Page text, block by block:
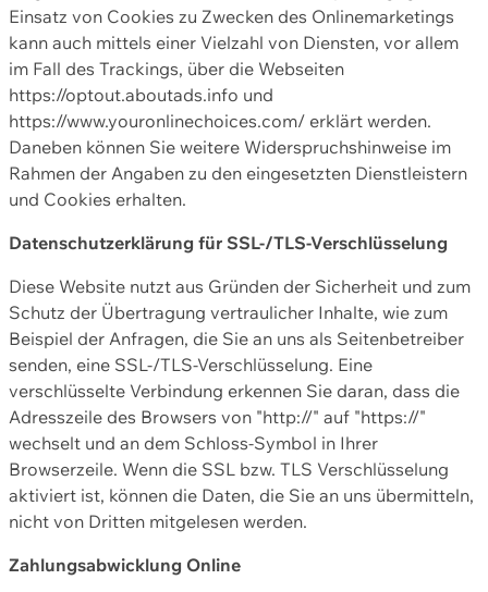
Einsatz von Cookies zu Zwecken des Onlinemarketings
kann auch mittels einer Vielzahl von Diensten, vor allem
im Fall des Trackings, über die Webseiten
https://optout.aboutads.info und
https://www.youronlinechoices.com/ erklärt werden.
Daneben können Sie weitere Widerspruchshinweise im
Rahmen der Angaben zu den eingesetzten Dienstleistern
und Cookies erhalten.
Datenschutzerklärung für SSL-/TLS-Verschlüsselung
Diese Website nutzt aus Gründen der Sicherheit und zum
Schutz der Übertragung vertraulicher Inhalte, wie zum
Beispiel der Anfragen, die Sie an uns als Seitenbetreiber
senden, eine SSL-/TLS-Verschlüsselung. Eine
verschlüsselte Verbindung erkennen Sie daran, dass die
Adresszeile des Browsers von "http://" auf "https://"
wechselt und an dem Schloss-Symbol in Ihrer
Browserzeile. Wenn die SSL bzw. TLS Verschlüsselung
aktiviert ist, können die Daten, die Sie an uns übermitteln,
nicht von Dritten mitgelesen werden.
Zahlungsabwicklung Online